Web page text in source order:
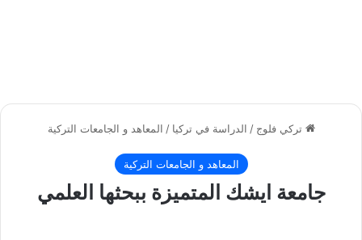
تركي فلوج / الدراسة في تركيا / المعاهد و الجامعات التركية
المعاهد و الجامعات التركية
جامعة ايشك المتميزة ببحثها العلمي